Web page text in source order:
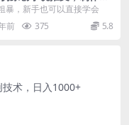
变现
暴，新手也可以直接学会
前
375 5.8
术，日入1000+